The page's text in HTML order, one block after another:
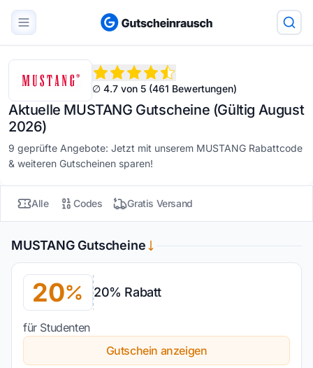
∅ 4.7 von 5 (461 Bewertungen)
Aktuelle MUSTANG Gutscheine (Gültig August
2026)
9 geprüfte Angebote: Jetzt mit unserem MUSTANG Rabattcode
& weiteren Gutscheinen sparen!
Alle Codes Gratis Versand
MUSTANG Gutscheine
20 20% Rabatt
für Studenten
Gutschein anzeigen